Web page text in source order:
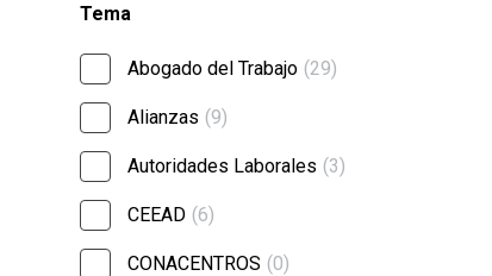
Tema
Abogado del Trabajo (29)
Alianzas (9)
Autoridades Laborales (3)
CEEAD (6)
CONACENTROS (0)